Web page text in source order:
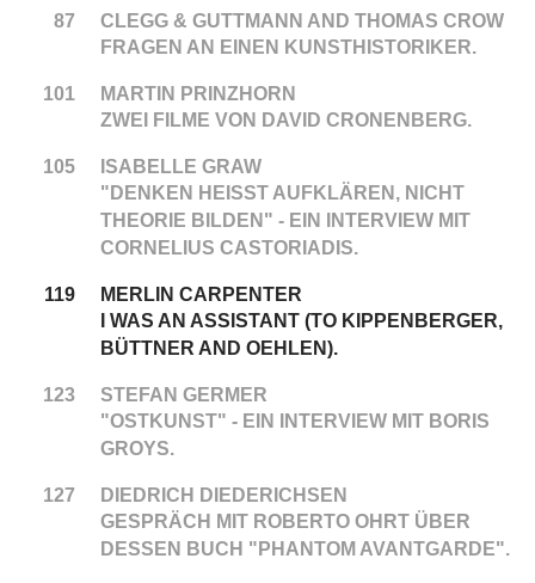
87
CLEGG & GUTTMANN AND THOMAS CROW
FRAGEN AN EINEN KUNSTHISTORIKER.
101
MARTIN PRINZHORN
ZWEI FILME VON DAVID CRONENBERG.
105
ISABELLE GRAW
"DENKEN HEISST AUFKLÄREN, NICHT T
HEORIE BILDEN" - EIN INTERVIEW MIT C
ORNELIUS CASTORIADIS.
119
MERLIN CARPENTER
I WAS AN ASSISTANT (TO KIPPENBERGER,
BÜTTNER AND OEHLEN).
123
STEFAN GERMER
"OSTKUNST" - EIN INTERVIEW MIT BORIS
GROYS.
127
DIEDRICH DIEDERICHSEN
GESPRÄCH MIT ROBERTO OHRT ÜBER
DESSEN BUCH "PHANTOM AVANTGARDE".